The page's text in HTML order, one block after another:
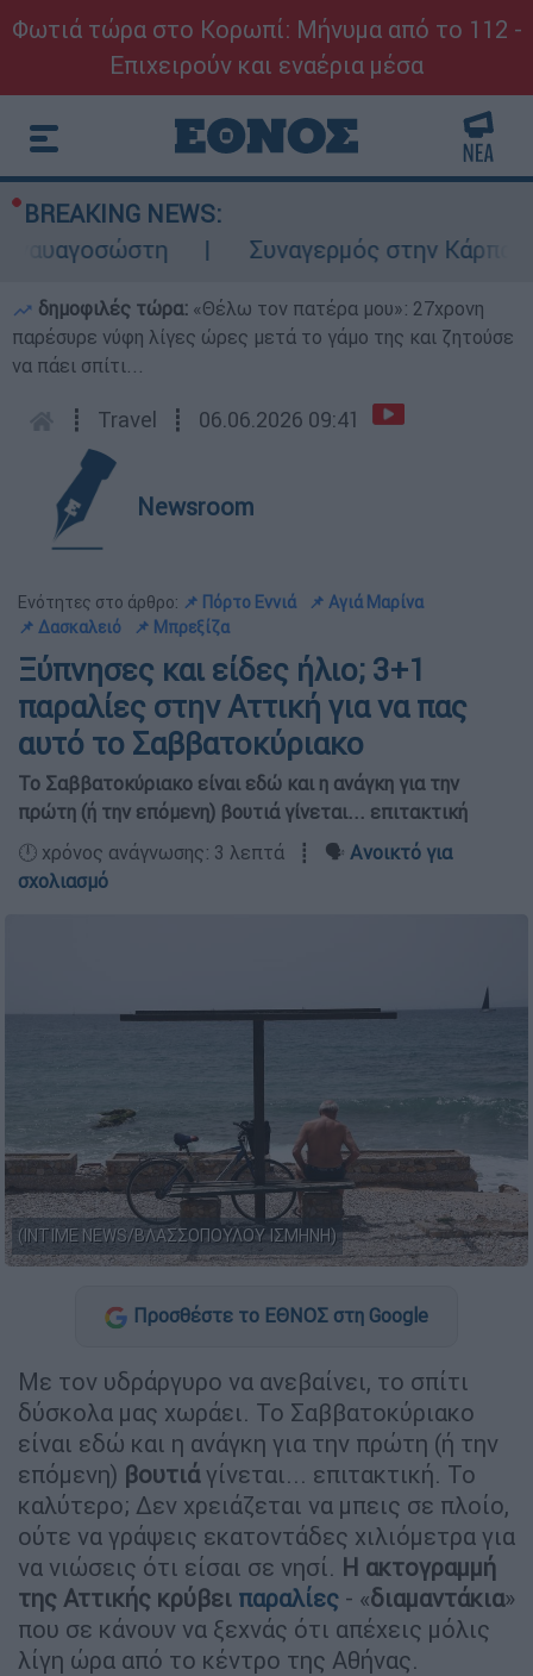
Φωτιά τώρα στο Κορωπί: Μήνυμα από το 112 -
Επιχειρούν και εναέρια μέσα
BREAKING NEWS:
Συναγερμός στην Κάρπαθο:
δημοφιλές τώρα: «Θέλω τον πατέρα μου»: 27χρονη
παρέσυρε νύφη λίγες ώρες μετά το γάμο της και ζητούσε
να πάει σπίτι...
┋ Travel ┋ 06.06.2026 09:41
Newsroom
Ενότητες στο άρθρο: 📌 Πόρτο Εννιά
📌 Αγιά Μαρίνα
📌 Δασκαλειό
📌 Μπρεξίζα
Ξύπνησες και είδες ήλιο; 3+1
παραλίες στην Αττική για να πας
αυτό το Σαββατοκύριακο
Το Σαββατοκύριακο είναι εδώ και η ανάγκη για την
πρώτη (ή την επόμενη) βουτιά γίνεται... επιτακτική
🕛 χρόνος ανάγνωσης: 3 λεπτά ┋ 🗣️ Ανοικτό για
σχολιασμό
(INTIME NEWS/ΒΛΑΣΣΟΠΟΥΛΟΥ ΙΣΜΗΝΗ)
Προσθέστε το ΕΘΝΟΣ στη Google
Με τον υδράργυρο να ανεβαίνει, το σπίτι
δύσκολα μας χωράει. Το Σαββατοκύριακο
είναι εδώ και η ανάγκη για την πρώτη (ή την
επόμενη) βουτιάγίνεται... επιτακτική. Το
καλύτερο; Δεν χρειάζεται να μπεις σε πλοίο,
ούτε να γράψεις εκατοντάδες χιλιόμετρα για
να νιώσεις ότι είσαι σε νησί. Η ακτογραμμή
της Αττικής κρύβει παραλίες - «διαμαντάκια»
που σε κάνουν να ξεχνάς ότι απέχεις μόλις
λίγη ώρα από το κέντρο της Αθήνας.